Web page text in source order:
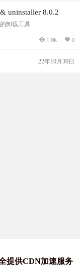
uninstaller 8.0.2
卸载工具
1.8k 0
22年10月30日
提供CDN加速服务